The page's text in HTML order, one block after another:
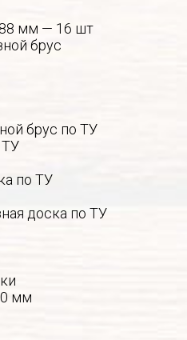
мм — 16 шт
брус
брус по ТУ
ТУ
по ТУ
доска по ТУ
мм